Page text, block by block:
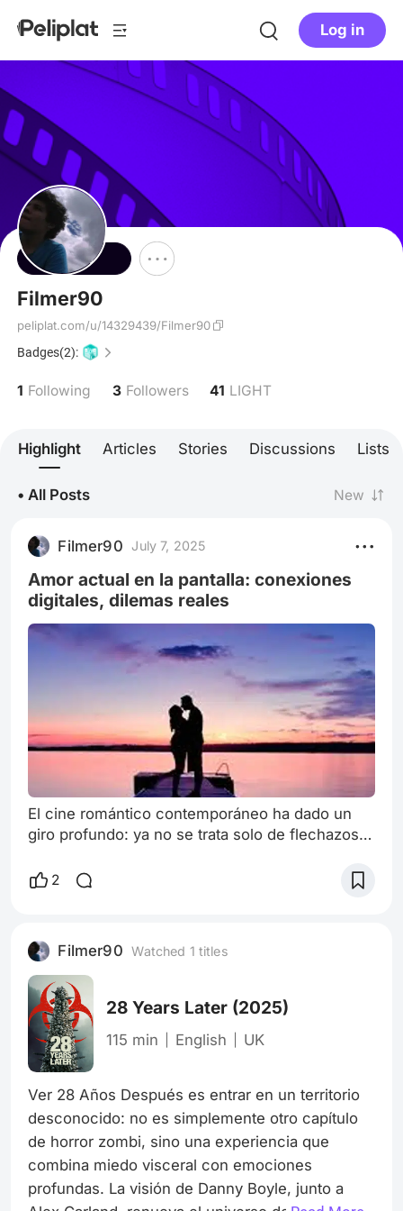
Log in
Follow
Filmer90
peliplat.com/u/14329439/Filmer90
Badges(2):
1 Following 3 Followers 41 LIGHT
Highlight Articles Stories Discussions Lists
• All Posts New
Filmer90 July 7, 2025
Amor actual en la pantalla: conexiones
digitales, dilemas reales
El cine romántico contemporáneo ha dado un
giro profundo: ya no se trata solo de flechazos
retratos realistas de relaciones tejidas entre
muestran que el amor moderno es complejo,
incierto, y a la vez profundamente humano. Un
ejemplo sobresaliente es “Materialists”, que
2
Filmer90 Watched 1 titles
28 Years Later (2025)
115 min English UK
Ver 28 Años Después es entrar en un territorio
desconocido: no es simplemente otro capítulo
de horror zombi, sino una experiencia que
combina miedo visceral con emociones
profundas. La visión de Danny Boyle, junto a